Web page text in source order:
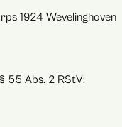
1924 Wevelinghoven
55 Abs. 2 RStV: